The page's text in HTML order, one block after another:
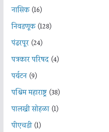
नासिक(16)
निवडणूक(128)
पंढरपूर(24)
पत्रकार परिषद(4)
पर्यटन(9)
पश्चिम महाराष्ट्र(38)
पालखी सोहळा(1)
पीएचडी(1)